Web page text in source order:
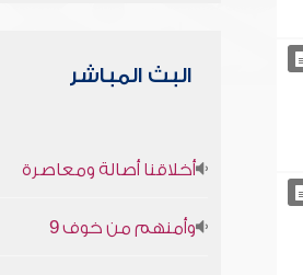
البث المباشر
أخلاقنا أصالة ومعاصرة
وأمنهم من خوف 9